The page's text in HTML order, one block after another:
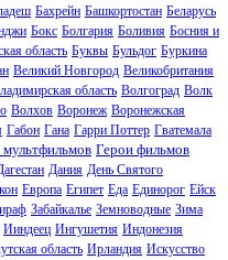
Бахрейн Башкортостан Беларусь
Бокс Болгария Боливия Босния и
область Буквы Бульдог Буркина
Великий Новгород Великобритания
область Волгоград Волк
Волхов Воронеж Воронежская
Габон Гана Гарри Поттер Гватемала
Герои фильмов
Дания День Святого
Европа Египет Еда Единорог Ейск
Забайкалье Земноводные Зима
Ииндеец Ингушетия Индонезия
область Ирландия Искусство